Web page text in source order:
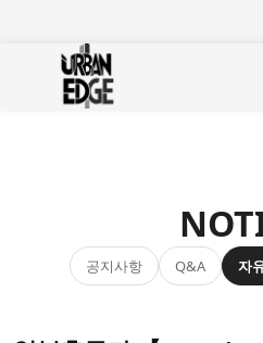
공지사항 Q&A 자